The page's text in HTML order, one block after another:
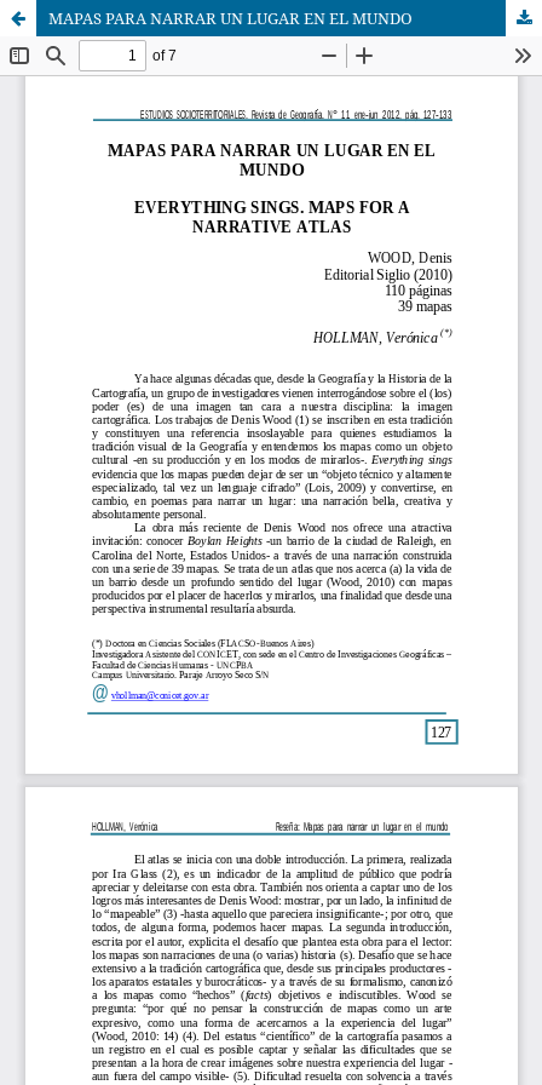
MAPAS PARA NARRAR UN LUGAR EN EL MUNDO